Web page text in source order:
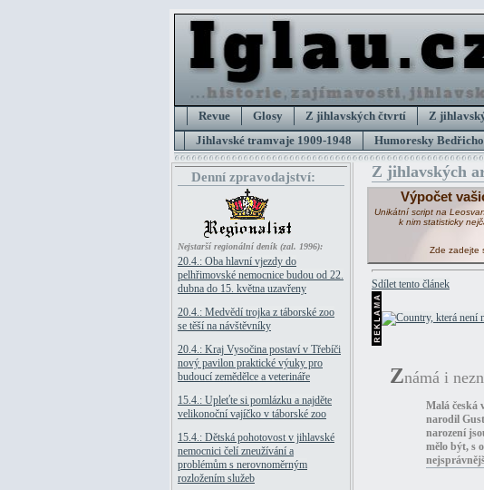
Revue Glosy Z jihlavských čtvrtí Z
Jihlavské tramvaje 1909-1948
Humoresky
Denní zpravodajství:
Nejstarší regionální deník (zal. 1996):
20.4.: Oba hlavní vjezdy do
pelhřimovské nemocnice budou od 22.
dubna do 15. května uzavřeny
20.4.: Medvědí trojka z táborské zoo
se těší na návštěvníky
20.4.: Kraj Vysočina postaví v Třebíči
nový pavilon praktické výuky pro
budoucí zemědělce a veterináře
15.4.: Upleťte si pomlázku a najděte
velikonoční vajíčko v táborské zoo
15.4.: Dětská pohotovost v jihlavské
nemocnici čelí zneužívání a
problémům s nerovnoměrným
rozložením služeb
Z jihlavských
Výpočet
Unikátní script na
k nim statisticky
Zde zadejte
Sdílet tento článek
Známá i
Malá česká
narodil
narození
mělo být, s